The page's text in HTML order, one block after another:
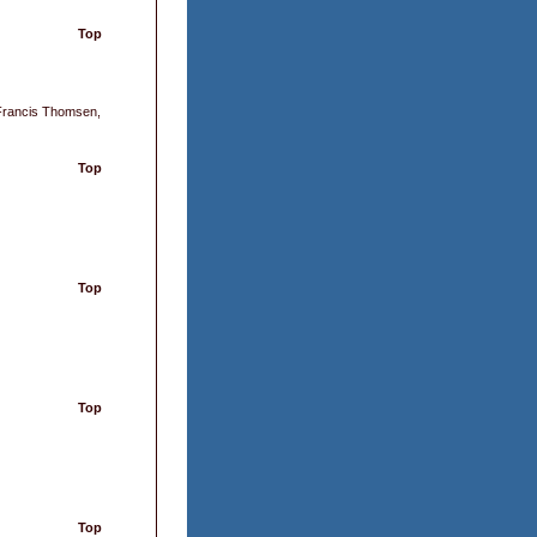
Top
Thomsen,
Top
Top
Top
Top